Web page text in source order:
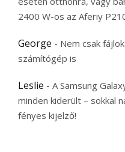
2400 W-os az Aferiy
George - Nem csak
számítógép is
Leslie - A Samsung
minden kiderült – sokkal
fényes kijelző!